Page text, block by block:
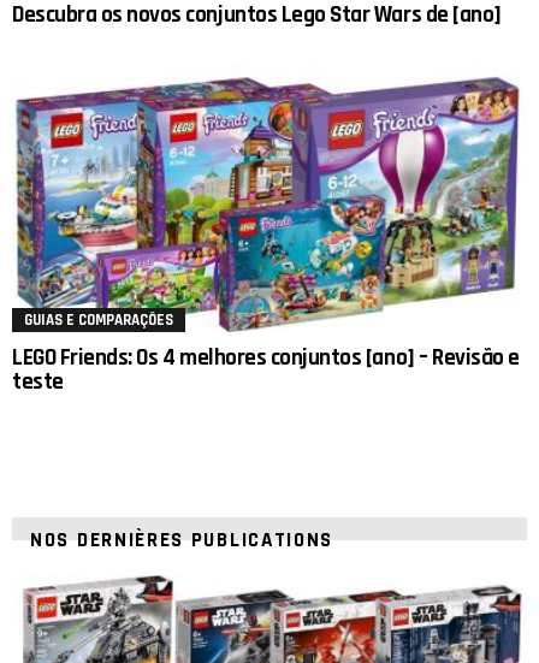
Descubra os novos conjuntos Lego Star Wars de [ano]
GUIAS E COMPARAÇÕES
LEGO Friends: Os 4 melhores conjuntos [ano] – Revisão e
teste
NOS DERNIÈRES PUBLICATIONS